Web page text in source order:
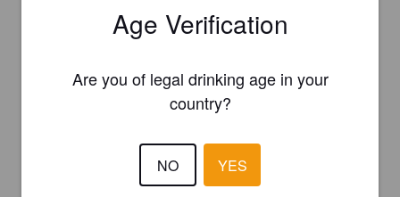
Age Verification
Are you of legal drinking age in your
country?
NO YES